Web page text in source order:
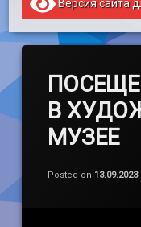
Версия сайта
В
МУЗЕЕ
Posted on 13.09.2023